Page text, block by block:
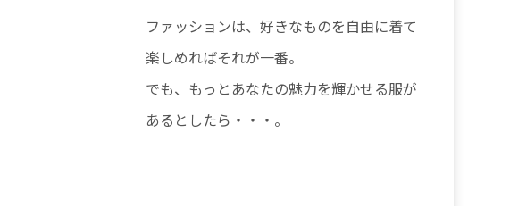
ファッションは、好きなものを自由に着て
楽しめればそれが一番。
でも、もっとあなたの魅力を輝かせる服が
あるとしたら・・・。